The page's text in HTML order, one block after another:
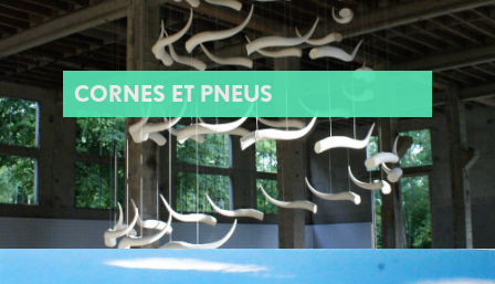
CORNES ET PNEUS